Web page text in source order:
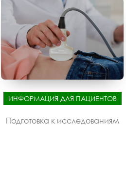
ИНФОРМАЦИЯ ДЛЯ ПАЦИЕНТОВ
Подготовка к исследованиям